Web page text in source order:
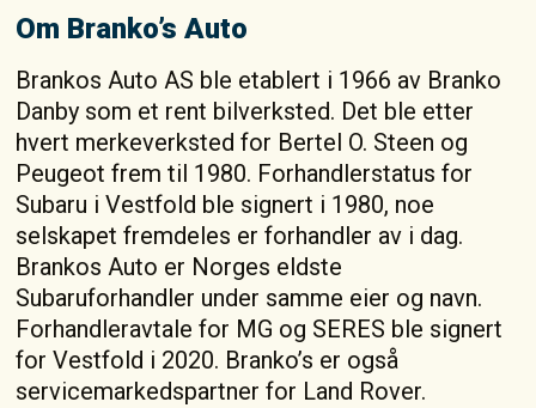
Om Branko’s Auto
Brankos Auto AS ble etablert i 1966 av Branko
Danby som et rent bilverksted. Det ble etter
hvert merkeverksted for Bertel O. Steen og
Peugeot frem til 1980. Forhandlerstatus for
Subaru i Vestfold ble signert i 1980, noe
selskapet fremdeles er forhandler av i dag.
Brankos Auto er Norges eldste
Subaruforhandler under samme eier og navn.
Forhandleravtale for MG og SERES ble signert
for Vestfold i 2020. Branko’s er også
servicemarkedspartner for Land Rover.